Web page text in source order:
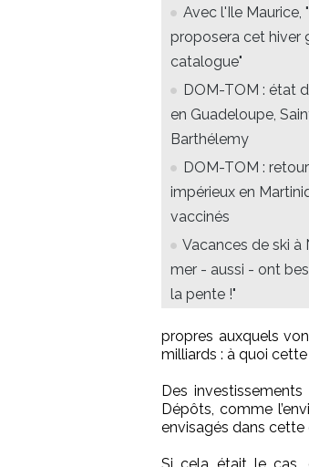
Avec l'Ile Maurice,
proposera cet hiver
catalogue"
DOM-TOM : état
en Guadeloupe,
Barthélemy
DOM-TOM :
impérieux en
vaccinés
Vacances de ski à
mer - aussi - ont
la pente !"
propres auxquels
milliards : à quoi
Des
Dépôts, comme
envisagés dans cette